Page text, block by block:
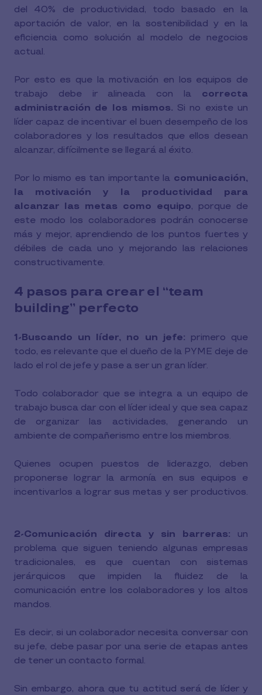
del 40% de productividad, todo basado en la
aportación de valor, en la sostenibilidad y en la
eficiencia como solución al modelo de negocios
actual.
Por esto es que la motivación en los equipos de
trabajo debe ir alineada con la correcta
administración de los mismos. Si no existe un
líder capaz de incentivar el buen desempeño de los
colaboradores y los resultados que ellos desean
alcanzar, difícilmente se llegará al éxito.
Por lo mismo es tan importante la comunicación,
la motivación y la productividad para
alcanzar las metas como equipo, porque de
este modo los colaboradores podrán conocerse
más y mejor, aprendiendo de los puntos fuertes y
débiles de cada uno y mejorando las relaciones
constructivamente.
4 pasos para crear el “team
building” perfecto
1-Buscando un líder, no un jefe: primero que
todo, es relevante que el dueño de la PYME deje de
lado el rol de jefe y pase a ser un gran líder.
Todo colaborador que se integra a un equipo de
trabajo busca dar con el líder ideal y que sea capaz
de organizar las actividades, generando un
ambiente de compañerismo entre los miembros.
Quienes ocupen puestos de liderazgo, deben
proponerse lograr la armonía en sus equipos e
incentivarlos a lograr sus metas y ser productivos.
2-Comunicación directa y sin barreras: un
problema que siguen teniendo algunas empresas
tradicionales, es que cuentan con sistemas
jerárquicos que impiden la fluidez de la
comunicación entre los colaboradores y los altos
mandos.
Es decir, si un colaborador necesita conversar con
su jefe, debe pasar por una serie de etapas antes
de tener un contacto formal.
Sin embargo, ahora que tu actitud será de líder y